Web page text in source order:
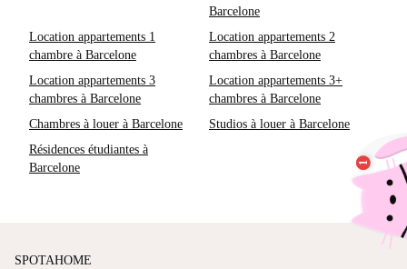
Barcelone
Location appartements 1
chambre à Barcelone
Location appartements 2
chambres à Barcelone
Location appartements 3
chambres à Barcelone
Location appartements 3+
chambres à Barcelone
Chambres à louer à Barcelone
Studios à louer à Barcelone
Résidences étudiantes à
Barcelone
SPOTAHOME